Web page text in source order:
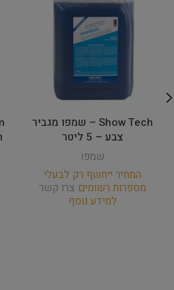
Show Tech – שמפו מגביר
צבע – 5 ליטר
שמפו
המחיר ייחשף רק לבעלי
מספרות רשומים צרו קשר
למידע נוסף